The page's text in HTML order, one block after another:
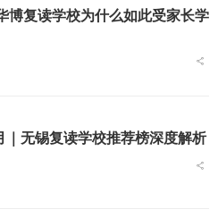
博复读学校为什么如此受家长学
｜无锡复读学校推荐榜深度解析